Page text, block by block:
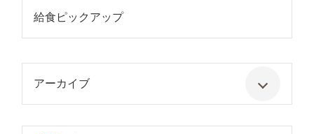
給食ピックアップ
アーカイブ